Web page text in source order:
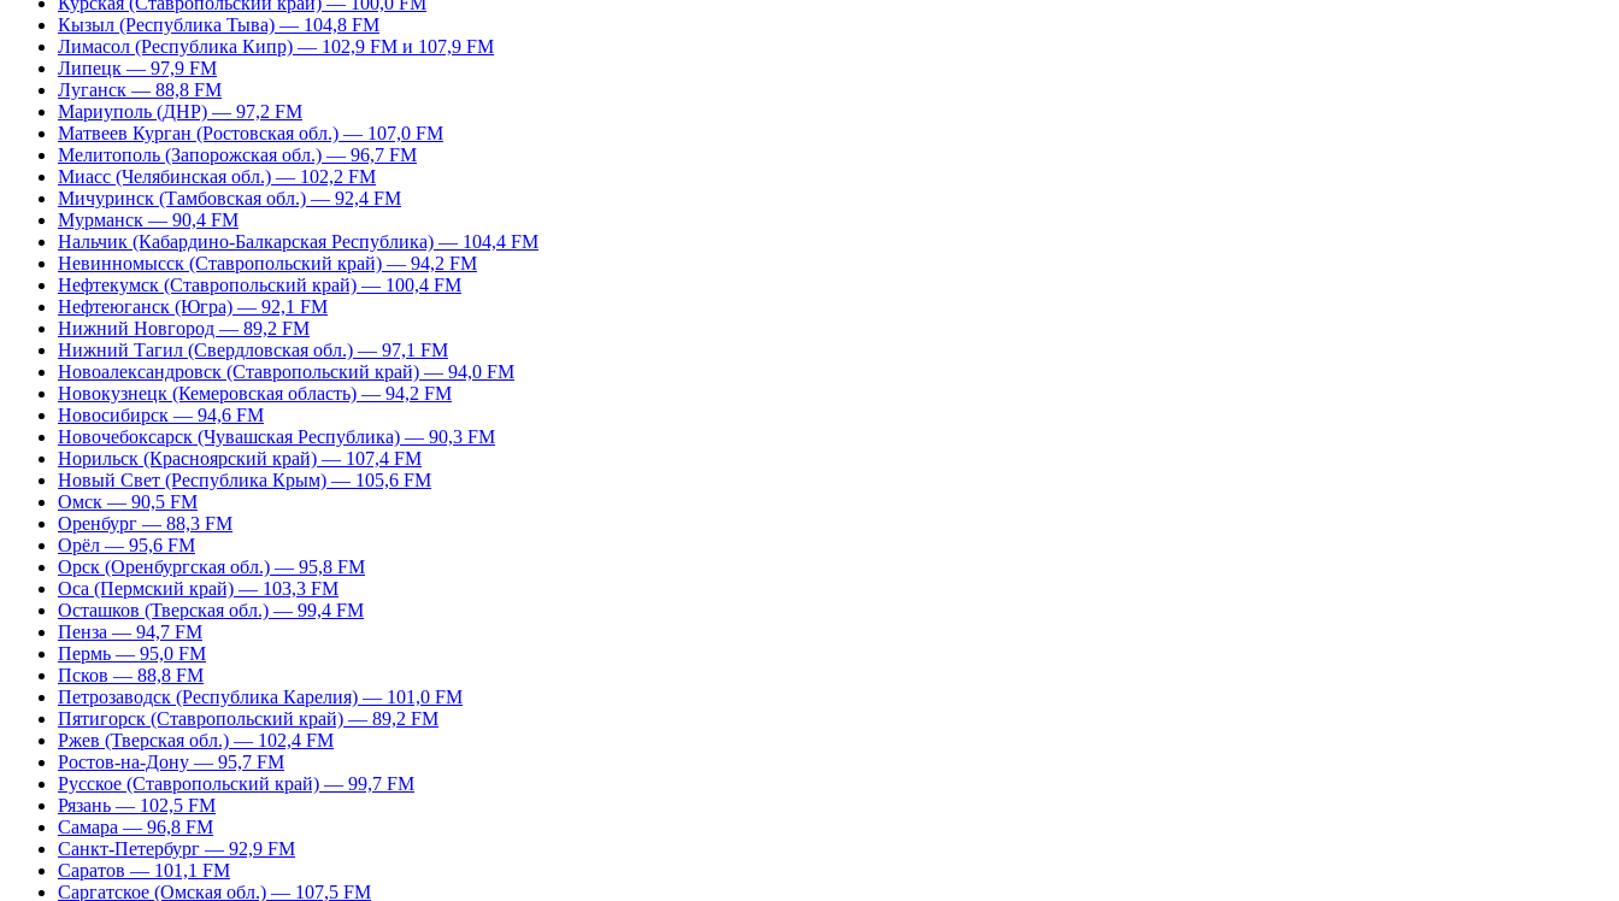
Кызыл (Республика Тыва) — 104,8 FM
Лимасол (Республика Кипр) — 102,9 FM и 107,9 FM
Липецк — 97,9 FM
Луганск — 88,8 FM
Мариуполь (ДНР) — 97,2 FM
Матвеев Курган (Ростовская обл.) — 107,0 FM
Мелитополь (Запорожская обл.) — 96,7 FM
Миасс (Челябинская обл.) — 102,2 FM
Мичуринск (Тамбовская обл.) — 92,4 FM
Мурманск — 90,4 FM
Нальчик (Кабардино-Балкарская Республика) — 104,4 FM
Невинномысск (Ставропольский край) — 94,2 FM
Нефтекумск (Ставропольский край) — 100,4 FM
Нефтеюганск (Югра) — 92,1 FM
Нижний Новгород — 89,2 FM
Нижний Тагил (Свердловская обл.) — 97,1 FM
Новоалександровск (Ставропольский край) — 94,0 FM
Новокузнецк (Кемеровская область) — 94,2 FM
Новосибирск — 94,6 FM
Новочебоксарск (Чувашская Республика) — 90,3 FM
Норильск (Красноярский край) — 107,4 FM
Новый Свет (Республика Крым) — 105,6 FM
Омск — 90,5 FM
Оренбург — 88,3 FM
Орёл — 95,6 FM
Орск (Оренбургская обл.) — 95,8 FM
Оса (Пермский край) — 103,3 FM
Осташков (Тверская обл.) — 99,4 FM
Пенза — 94,7 FM
Пермь — 95,0 FM
Псков — 88,8 FM
Петрозаводск (Республика Карелия) — 101,0 FM
Пятигорск (Ставропольский край) — 89,2 FM
Ржев (Тверская обл.) — 102,4 FM
Ростов-на-Дону — 95,7 FM
Русское (Ставропольский край) — 99,7 FM
Рязань — 102,5 FM
Самара — 96,8 FM
Санкт-Петербург — 92,9 FM
Саратов — 101,1 FM
Саргатское (Омская обл.) — 107,5 FM